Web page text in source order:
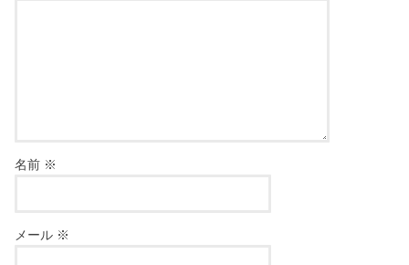
名前 ※
メール ※